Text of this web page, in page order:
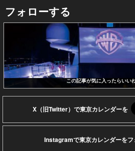
フォローする
この記事が気に入ったらいい
X（旧Twitter）で東京カレンダーを
Instagramで東京カレンダーをフ